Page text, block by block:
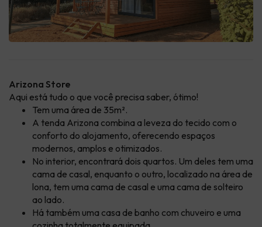
Arizona Store
Aqui está tudo o que você precisa saber, ótimo!
Tem uma área de 35m².
A tenda Arizona combina a leveza do tecido com o
conforto do alojamento, oferecendo espaços
modernos, amplos e otimizados.
No interior, encontrará dois quartos. Um deles tem uma
cama de casal, enquanto o outro, localizado na área de
lona, tem uma cama de casal e uma cama de solteiro
ao lado.
Há também uma casa de banho com chuveiro e uma